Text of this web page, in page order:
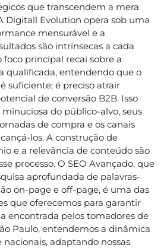
que transcendem a mera
Digitall Evolution opera sob uma
mensurável e a
são intrínsecas a cada
foco principal recai sobre a
qualificada, entendendo que o
suficiente; é preciso atrair
de conversão B2B. Isso
do público-alvo, seus
de compra e os canais
los. A construção de
e a relevância de conteúdo são
processo. O SEO Avançado, que
aprofundada de palavras-
on-page e off-page, é uma das
que oferecemos para garantir
encontrada pelos tomadores de
Paulo, entendemos a dinâmica
nacionais, adaptando nossas